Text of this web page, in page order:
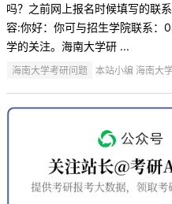
吗？之前网上报名时候填写的联
容:你好：你可与招生学院联系
学的关注。海南大学研 ...
海南大学考研问题 本站小编 海南大